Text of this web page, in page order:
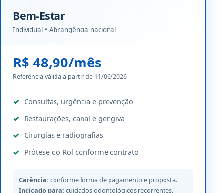
Bem-Estar
Individual • Abrangência nacional
R$ 48,90/mês
Referência válida a partir de 11/06/2026
Consultas, urgência e prevenção
Restaurações, canal e gengiva
Cirurgias e radiografias
Prótese do Rol conforme contrato
Carência: conforme forma de pagamento e proposta.
Indicado para: cuidados odontológicos recorrentes.